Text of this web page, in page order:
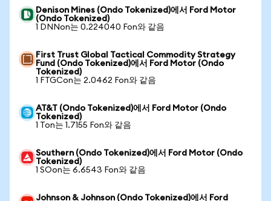
Denison Mines (Ondo Tokenized)에서 Ford Motor
(Ondo Tokenized)
1 DNNon는 0.224040 Fon와 같음
First Trust Global Tactical Commodity Strategy
Fund (Ondo Tokenized)에서 Ford Motor (Ondo
Tokenized)
1 FTGCon는 2.0462 Fon와 같음
AT&T (Ondo Tokenized)에서 Ford Motor (Ondo
Tokenized)
1 Ton는 1.7155 Fon와 같음
Southern (Ondo Tokenized)에서 Ford Motor (Ondo
Tokenized)
1 SOon는 6.6543 Fon와 같음
Johnson & Johnson (Ondo Tokenized)에서 Ford